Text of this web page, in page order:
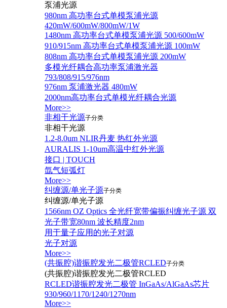
泵浦光源
980nm 高功率台式单模泵浦光源
420mW/600mW/800mW/1W
1480nm 高功率台式单模泵浦光源 500/600mW
910/915nm 高功率台式单模泵浦光源 100mW
808nm 高功率台式单模泵浦光源 200mW
多模光纤耦合高功率泵浦激光器
793/808/915/976nm
976nm 泵浦激光器 480mW
2000nm高功率台式单模光纤耦合光源
More>>
非相干光源子分类
非相干光源
1.2-8.0um NLIR丹麦 热红外光源
AURALIS 1-10um高温中红外光源
接口 | TOUCH
氙气短弧灯
More>>
纠缠源/单光子源子分类
纠缠源/单光子源
1566nm OZ Optics 全光纤宽带偏振纠缠光子源 双
光子带宽80nm 波长精度2nm
用于量子应用的光子对源
光子对源
More>>
(共振腔)谐振腔发光二极管RCLED子分类
(共振腔)谐振腔发光二极管RCLED
RCLED谐振腔发光二极管 InGaAs/AlGaAs芯片
930/960/1170/1240/1270nm
More>>